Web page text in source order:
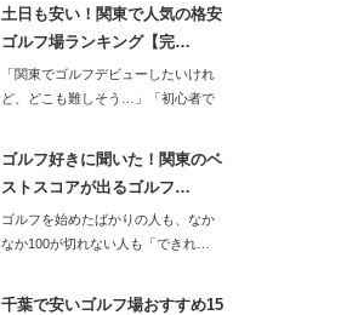
土日も安い！関東で人気の格安
ゴルフ場ランキング【完…
「関東でゴルフデビューしたいけれ
ど、どこも難しそう…」「初心者で
ゴルフ好きに聞いた！関東のベ
ストスコアが出るゴルフ…
ゴルフを始めたばかりの人も、なか
なか100が切れない人も「できれ…
千葉で安いゴルフ場おすすめ15